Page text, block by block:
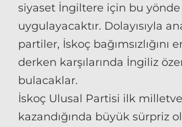
siyaset İngiltere için bu yönde
uygulayacaktır. Dolayısıyla
partiler, İskoç bağımsızlığını
derken karşılarında İngiliz
bulacaklar.
İskoç Ulusal Partisi ilk
kazandığında büyük sürpriz